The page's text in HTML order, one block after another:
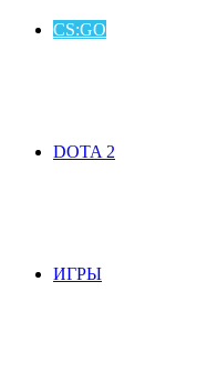
CS:GO
DOTA 2
ИГРЫ